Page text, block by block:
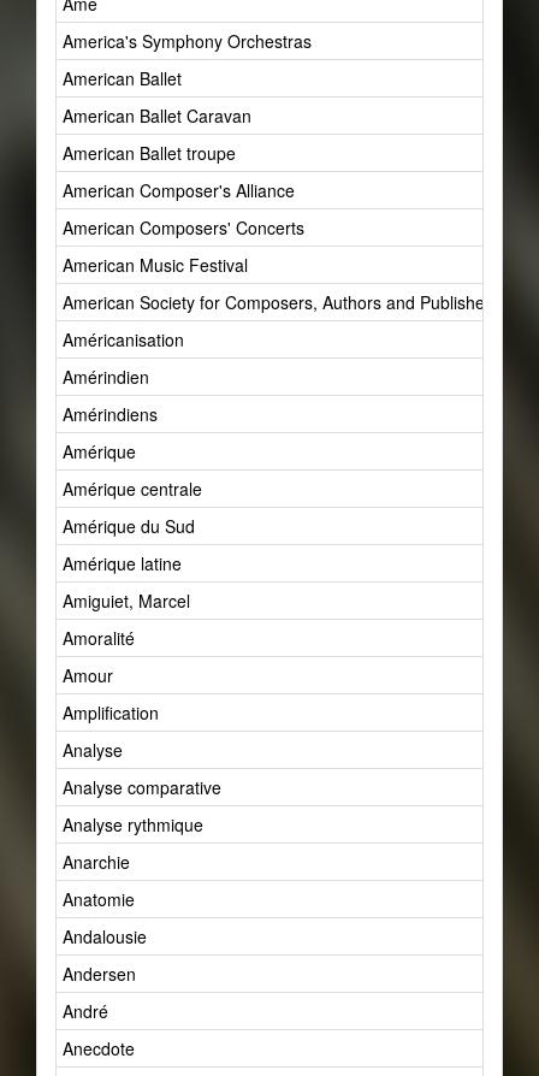
America's Symphony Orchestras
American Ballet
American Ballet Caravan
American Ballet troupe
American Composer's Alliance
American Composers' Concerts
American Music Festival
American Society for Composers, Authors and Publishers
Américanisation
Amérindien
Amérindiens
Amérique
Amérique centrale
Amérique du Sud
Amérique latine
Amiguiet, Marcel
Amoralité
Amour
Amplification
Analyse
Analyse comparative
Analyse rythmique
Anarchie
Anatomie
Andalousie
Andersen
André
Anecdote